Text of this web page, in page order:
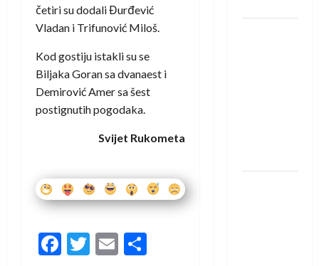
četiri su dodali Đurđević
Vladan i Trifunović Miloš.
Kod gostiju istakli su se
Biljaka Goran sa dvanaest i
Demirović Amer sa šest
postignutih pogodaka.
Svijet Rukometa
Facebook
Twitter
Email